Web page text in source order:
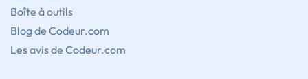
Boîte à outils
Blog de Codeur.com
Les avis de Codeur.com